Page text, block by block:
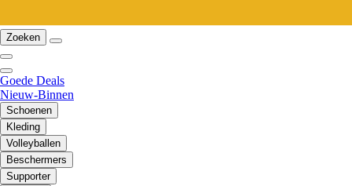
Zoeken
Goede Deals
Nieuw-Binnen
Schoenen
Kleding
Volleyballen
Beschermers
Supporter